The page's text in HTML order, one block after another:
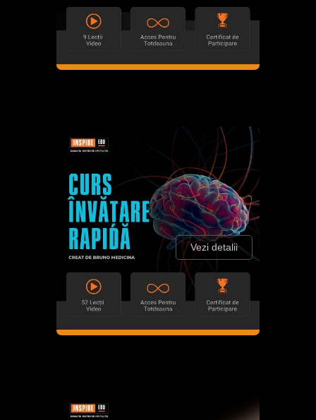
Vezi detalii